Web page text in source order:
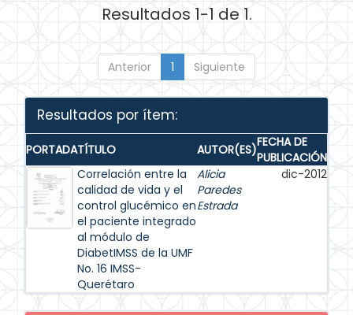
Resultados 1-1 de 1.
Anterior 1 Siguiente
Resultados por ítem:
PORTADATÍTULO AUTOR(ES)FECHA DE
PUBLICACIÓN
Correlación entre la
calidad de vida y el
control glucémico en
el paciente integrado
al módulo de
DiabetIMSS de la UMF
No. 16 IMSS-
Querétaro
Alicia
Paredes
Estrada
dic-2012